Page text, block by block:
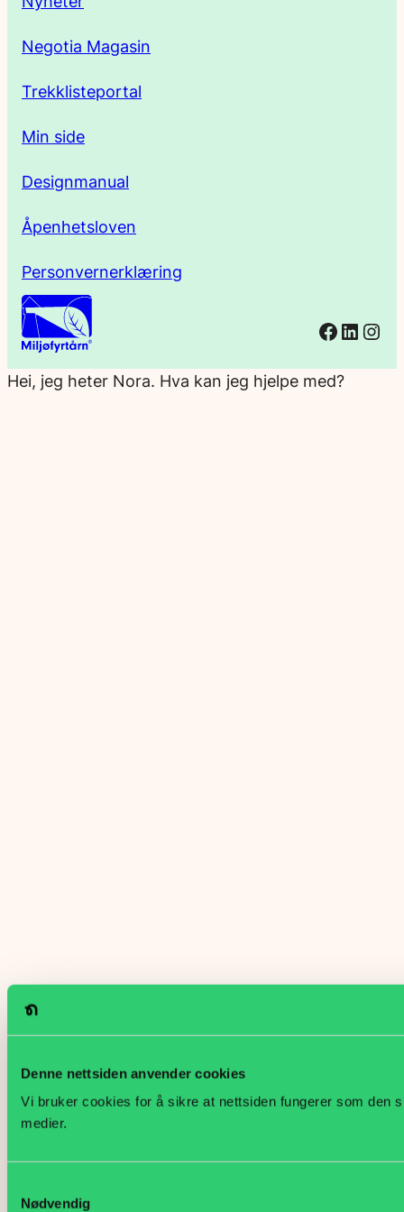
Denne nettsiden anvender cookies
Vi bruker cookies for å sikre at nettsiden fungerer som den
medier.
Nødvendig
Negotia Magasin
Trekklisteportal
Min side
Designmanual
Åpenhetsloven
Personvernerklæring
Hei, jeg heter Nora. Hva kan jeg hjelpe med?